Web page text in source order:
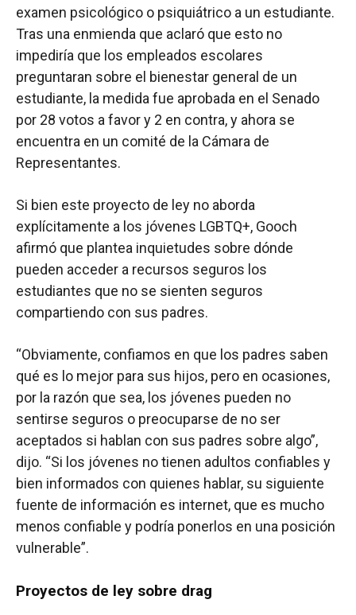
examen psicológico o psiquiátrico a un estudiante.
Tras una enmienda que aclaró que esto no
impediría que los empleados escolares
preguntaran sobre el bienestar general de un
estudiante, la medida fue aprobada en el Senado
por 28 votos a favor y 2 en contra, y ahora se
encuentra en un comité de la Cámara de
Representantes.
Si bien este proyecto de ley no aborda
explícitamente a los jóvenes LGBTQ+, Gooch
afirmó que plantea inquietudes sobre dónde
pueden acceder a recursos seguros los
estudiantes que no se sienten seguros
compartiendo con sus padres.
“Obviamente, confiamos en que los padres saben
qué es lo mejor para sus hijos, pero en ocasiones,
por la razón que sea, los jóvenes pueden no
sentirse seguros o preocuparse de no ser
aceptados si hablan con sus padres sobre algo”,
dijo. “Si los jóvenes no tienen adultos confiables y
bien informados con quienes hablar, su siguiente
fuente de información es internet, que es mucho
menos confiable y podría ponerlos en una posición
vulnerable”.
Proyectos de ley sobre drag